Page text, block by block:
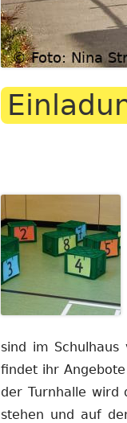
sind im
findet ihr
der Turnhalle wird
stehen und auf